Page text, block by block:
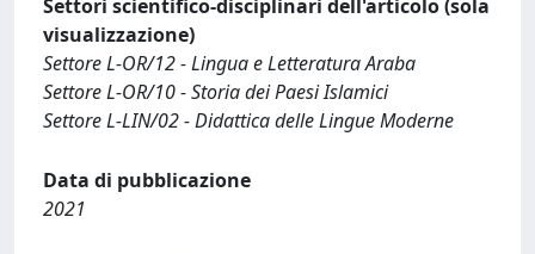
Settori scientifico-disciplinari dell'articolo (sola
visualizzazione)
Settore L-OR/12 - Lingua e Letteratura Araba
Settore L-OR/10 - Storia dei Paesi Islamici
Settore L-LIN/02 - Didattica delle Lingue Moderne
Data di pubblicazione
2021